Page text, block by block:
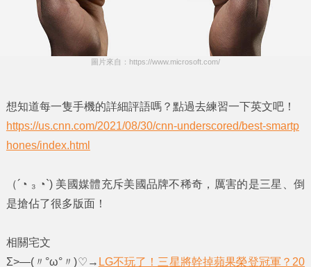
圖片來自：https://www.microsoft.com/
想知道每一隻手機的詳細評語嗎？點過去練習一下英文吧！
https://us.cnn.com/2021/08/30/cnn-underscored/best-smartp
hones/index.html
（´◔ ₃ ◔`) 美國媒體充斥美國品牌不稀奇，厲害的是三星、倒
是搶佔了很多版面！
相關宅文
Σ>―(〃°ω°〃)♡→ LG不玩了！三星將幹掉蘋果榮登冠軍？20